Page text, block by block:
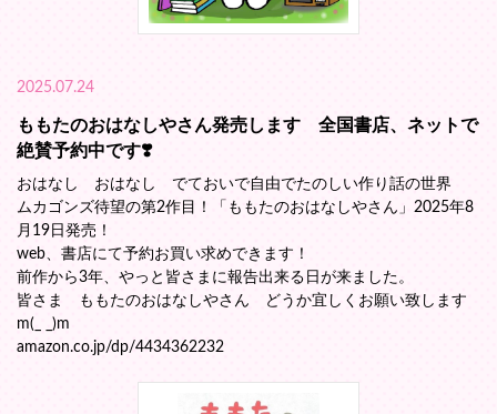
2025.07.24
ももたのおはなしやさん発売します 全国書店、ネットで
絶賛予約中です❣️
おはなし おはなし でておいで自由でたのしい作り話の世界
ムカゴンズ待望の第2作目！「ももたのおはなしやさん」2025年8
月19日発売！
web、書店にて予約お買い求めできます！
前作から3年、やっと皆さまに報告出来る日が来ました。
皆さま ももたのおはなしやさん どうか宜しくお願い致します
m(_ _)m
amazon.co.jp/dp/4434362232